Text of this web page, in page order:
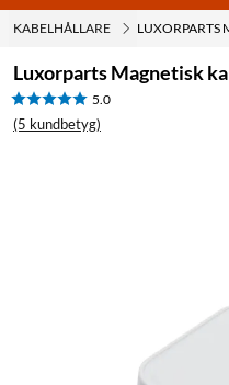
KABELHÅLLARE
Luxorparts Magnetisk
5.0
(5 kundbetyg)